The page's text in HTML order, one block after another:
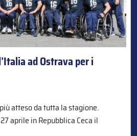
ad Ostrava per i
atteso da tutta la stagione.
aprile in Repubblica Ceca il